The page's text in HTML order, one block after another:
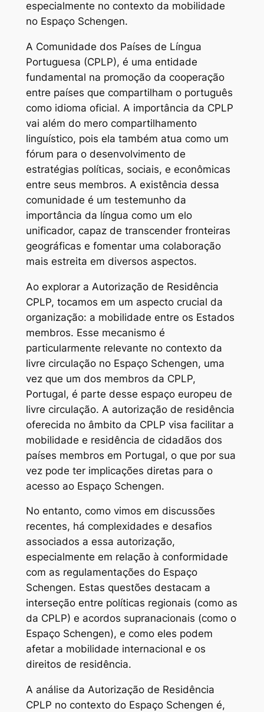
especialmente no contexto da mobilidade
no Espaço Schengen.
A Comunidade dos Países de Língua
Portuguesa (CPLP), é uma entidade
fundamental na promoção da cooperação
entre países que compartilham o português
como idioma oficial. A importância da CPLP
vai além do mero compartilhamento
linguístico, pois ela também atua como um
fórum para o desenvolvimento de
estratégias políticas, sociais, e econômicas
entre seus membros. A existência dessa
comunidade é um testemunho da
importância da língua como um elo
unificador, capaz de transcender fronteiras
geográficas e fomentar uma colaboração
mais estreita em diversos aspectos.
Ao explorar a Autorização de Residência
CPLP, tocamos em um aspecto crucial da
organização: a mobilidade entre os Estados
membros. Esse mecanismo é
particularmente relevante no contexto da
livre circulação no Espaço Schengen, uma
vez que um dos membros da CPLP,
Portugal, é parte desse espaço europeu de
livre circulação. A autorização de residência
oferecida no âmbito da CPLP visa facilitar a
mobilidade e residência de cidadãos dos
países membros em Portugal, o que por sua
vez pode ter implicações diretas para o
acesso ao Espaço Schengen.
No entanto, como vimos em discussões
recentes, há complexidades e desafios
associados a essa autorização,
especialmente em relação à conformidade
com as regulamentações do Espaço
Schengen. Estas questões destacam a
interseção entre políticas regionais (como as
da CPLP) e acordos supranacionais (como o
Espaço Schengen), e como eles podem
afetar a mobilidade internacional e os
direitos de residência.
A análise da Autorização de Residência
CPLP no contexto do Espaço Schengen é,